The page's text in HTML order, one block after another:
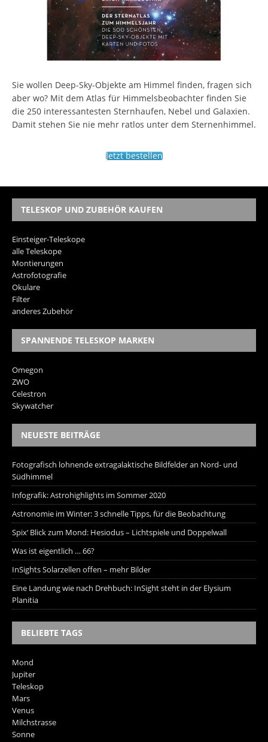
Sie wollen Deep-Sky-Objekte am Himmel finden, fragen sich
aber wo? Mit dem Atlas für Himmelsbeobachter finden Sie
die 250 interessantesten Sternhaufen, Nebel und Galaxien.
Damit stehen Sie nie mehr ratlos unter dem Sternenhimmel.
Jetzt bestellen
TELESKOP UND ZUBEHÖR KAUFEN
Einsteiger-Teleskope
alle Teleskope
Montierungen
Astrofotografie
Okulare
Filter
anderes Zubehör
SPANNENDE TELESKOP MARKEN
Omegon
ZWO
Celestron
Skywatcher
NEUESTE BEITRÄGE
Fotografisch lohnende extragalaktische Bildfelder an Nord- und
Südhimmel
Infografik: Astrohighlights im Sommer 2020
Astronomie im Winter: 3 schnelle Tipps, für die Beobachtung
Spix‘ Blick zum Mond: Hesiodus – Lichtspiele und Doppelwall
Was ist eigentlich … 66?
InSights Solarzellen offen – mehr Bilder
Eine Landung wie nach Drehbuch: InSight steht in der Elysium
Planitia
BELIEBTE TAGS
Mond
Jupiter
Teleskop
Mars
Venus
Milchstrasse
Sonne